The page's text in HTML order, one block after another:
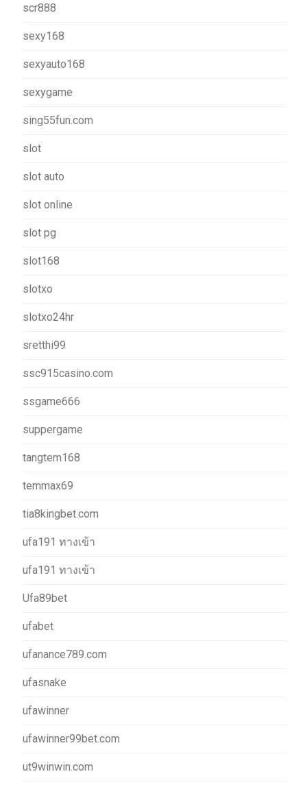
scr888
sexy168
sexyauto168
sexygame
sing55fun.com
slot
slot auto
slot online
slot pg
slot168
slotxo
slotxo24hr
sretthi99
ssc915casino.com
ssgame666
suppergame
tangtem168
temmax69
tia8kingbet.com
ufa191 ทางเข้า
ufa191 ทางเข้า
Ufa89bet
ufabet
ufanance789.com
ufasnake
ufawinner
ufawinner99bet.com
ut9winwin.com